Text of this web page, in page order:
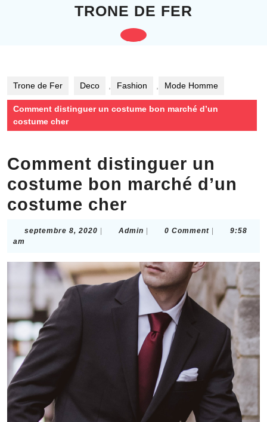
TRONE DE FER
Open
Trone de Fer Deco Fashion Mode Homme
Comment distinguer un costume bon marché d’un
costume cher
Comment distinguer un
costume bon marché d’un
costume cher
septembre 8, 2020 septembre
Admin Admin0 Comment
9:58
am